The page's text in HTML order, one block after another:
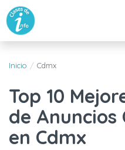
Inicio Cdmx
Top 10
de Anuncios
en Cdmx